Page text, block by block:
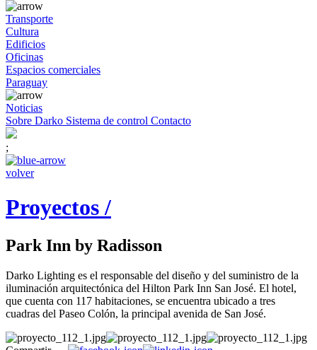
Transporte
Cultura
Edificios
Oficinas
Espacios comerciales
Paraguay
Noticias
Sobre Darko Sistema de control Contacto
;
volver
Proyectos /
Park Inn by Radisson
Darko Lighting es el responsable del diseño y del suministro de la
iluminación arquitectónica del Hilton Park Inn San José. El hotel,
que cuenta con 117 habitaciones, se encuentra ubicado a tres
cuadras del Paseo Colón, la principal avenida de San José.